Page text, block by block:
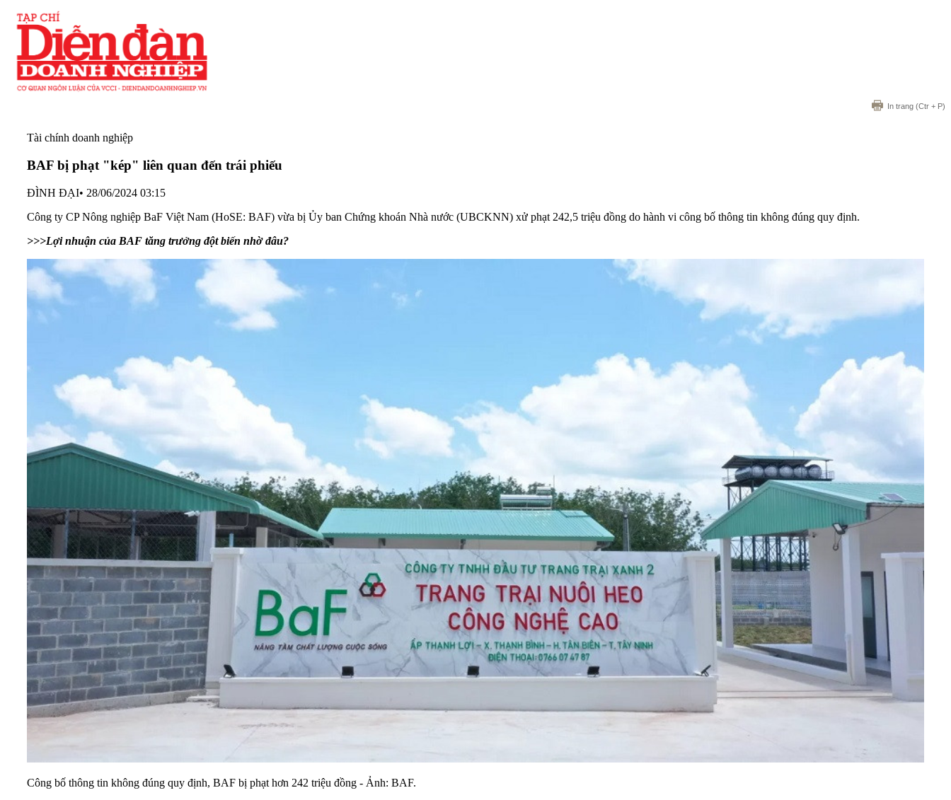
In trang (Ctr + P)
Tài chính doanh nghiệp
BAF bị phạt "kép" liên quan đến trái phiếu
ĐÌNH ĐẠI• 28/06/2024 03:15
Công ty CP Nông nghiệp BaF Việt Nam (HoSE: BAF) vừa bị Ủy ban Chứng khoán Nhà nước (UBCKNN) xử phạt 242,5 triệu đồng do hành vi công bố thông tin không đúng quy định.
>>>Lợi nhuận của BAF tăng trưởng đột biến nhờ đâu?
Công bố thông tin không đúng quy định, BAF bị phạt hơn 242 triệu đồng - Ảnh: BAF.